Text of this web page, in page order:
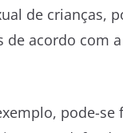
de crianças,
de acordo com
pode-se